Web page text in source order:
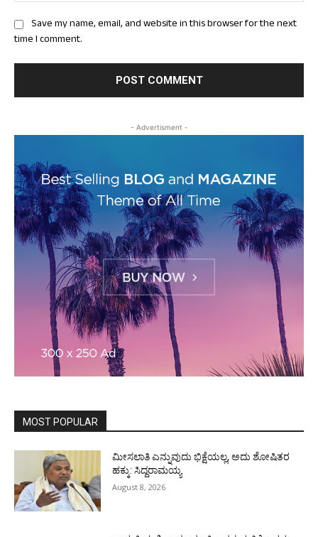
Save my name, email, and website in this browser for the next
time I comment.
- Advertisment -
MOST POPULAR
ಮೀಸಲಾತಿ ಎನ್ನುವುದು ಭಿಕ್ಷೆಯಲ್ಲ, ಅದು ಶೋಷಿತರ
ಹಕ್ಕು: ಸಿದ್ದರಾಮಯ್ಯ
August 8, 2026